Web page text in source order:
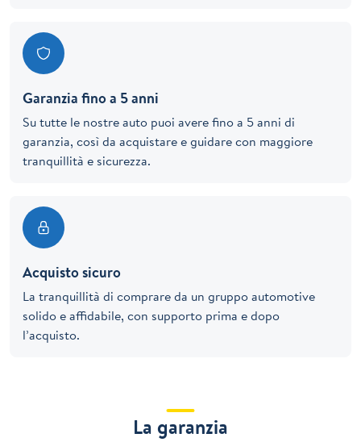
Garanzia fino a 5 anni
Su tutte le nostre auto puoi avere fino a 5 anni di
garanzia, così da acquistare e guidare con maggiore
tranquillità e sicurezza.
Acquisto sicuro
La tranquillità di comprare da un gruppo automotive
solido e affidabile, con supporto prima e dopo
l’acquisto.
La garanzia